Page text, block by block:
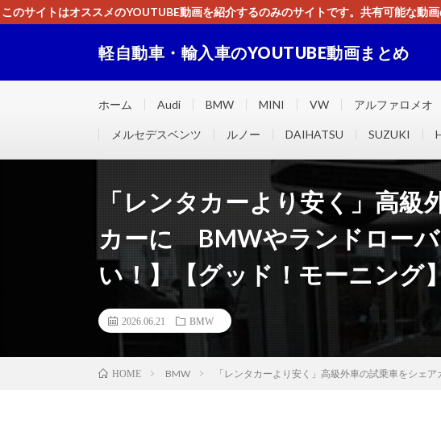
このサイトはオススメのYOUTUBE動画を紹介するのみのサイトです。共有可能な
軽自動車・輸入車のYOUTUBE動画まとめ
ホーム Audi BMW MINI VW アルファロメオ
メルセデスベンツ ルノー DAIHATSU SUZUKI
「レンタカーより安く」高級
カーに BMWやランドロー
い！】【グッド！モーニング
2026.06.21 BMW
HOME BMW 「レンタカーより安く」高級外車の試乗車をシ